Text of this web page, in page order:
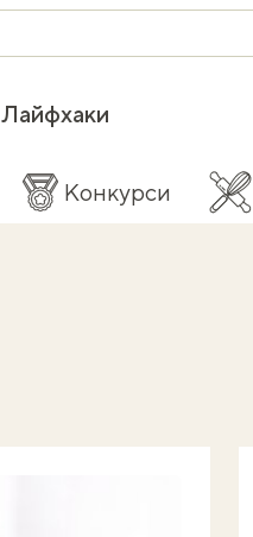
Лайфхаки
Конкурси